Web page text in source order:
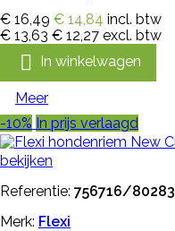
€ 16,49 € 14,84 incl. btw
€ 13,63 € 12,27 excl. btw
 In winkelwagen
Meer
-10% In prijs verlaagd
bekijken
Referentie: 756716/80283
Merk: Flexi